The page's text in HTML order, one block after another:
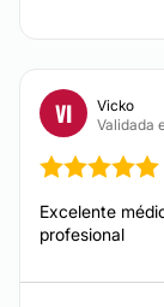
VI
Vicko
Validada
Excelente
profesional